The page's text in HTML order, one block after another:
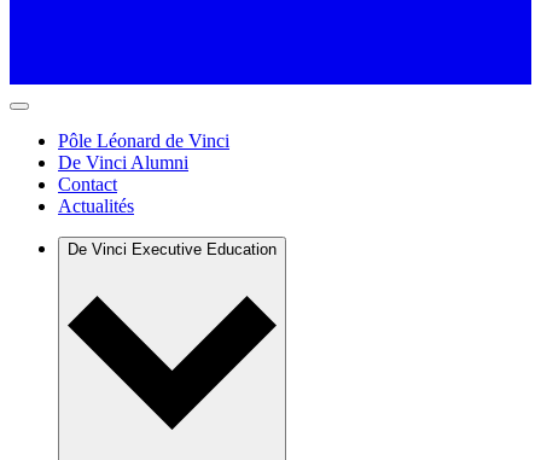
Pôle Léonard de Vinci
De Vinci Alumni
Contact
Actualités
De Vinci Executive Education